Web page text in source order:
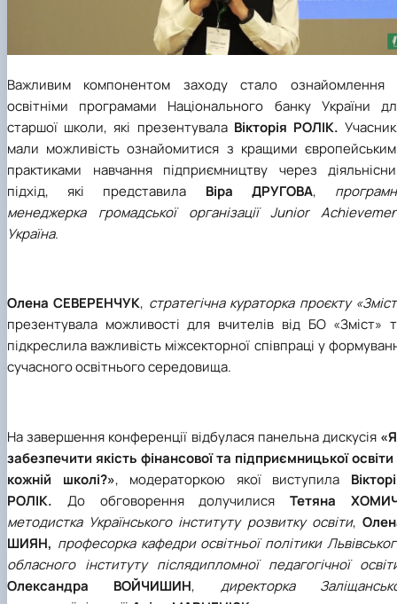
Важливим компонентом заходу стало ознайомлення
освітніми програмами Національного банку України
старшої школи, які презентувала Вікторія РОЛІК.
мали можливість ознайомитися з кращими
практиками навчання підприємництву через
підхід, які представила Віра ДРУГОВА,
менеджерка громадської організації Junior
Україна.
Олена СЕВЕРЕНЧУК, стратегічна кураторка проєкту
презентувала можливості для вчителів від БО «Зміст»
підкреслила важливість міжсекторної співпраці у
сучасного освітнього середовища.
На завершення конференції відбулася панельна дискусія
забезпечити якість фінансової та підприємницької освіти
кожній школі?», модераторкою якої виступила
РОЛІК. До обговорення долучилисяТетяна
методистка Українського інституту розвитку освіти,
ШИЯН, професорка кафедри освітньої політики
обласного інституту післядипломної педагогічної
Олександра ВОЙЧИШИН, директорка